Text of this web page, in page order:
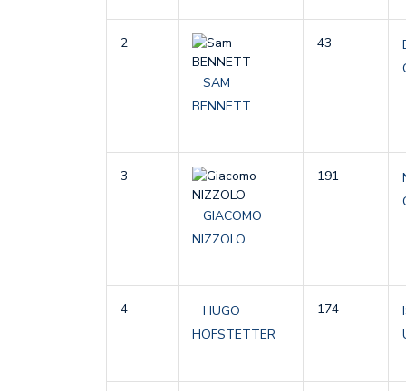
2
SAM
BENNETT
43
3
GIACOMO
NIZZOLO
191
4
HUGO
HOFSTETTER
174